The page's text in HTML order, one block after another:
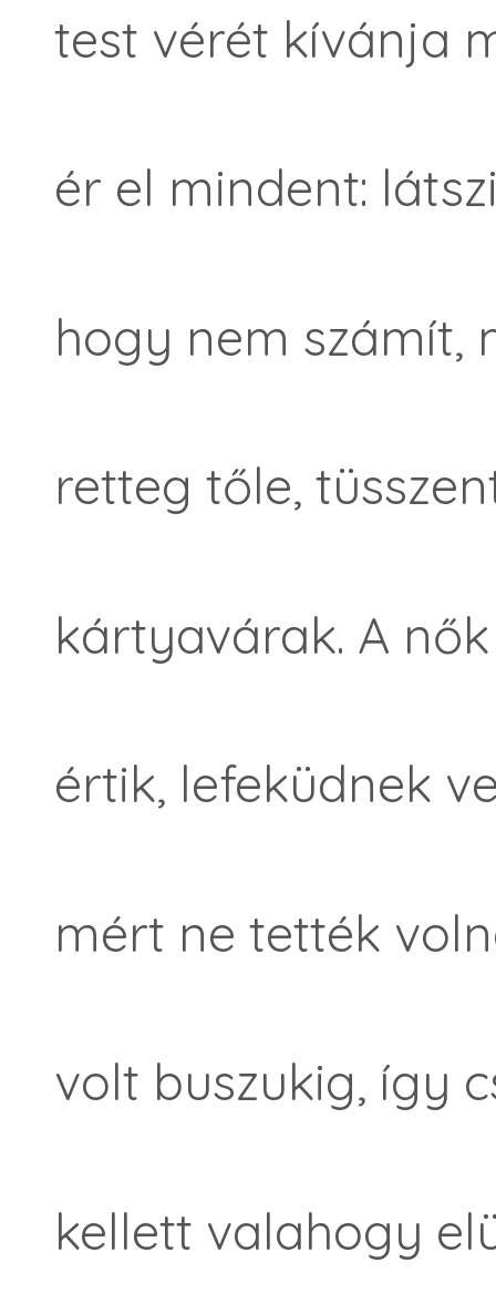
test vérét kívánja
ér el mindent:
hogy nem számít,
retteg tőle,
kártyavárak. A
értik, lefeküdnek
mért ne tették
volt buszukig, így
kellett valahogy